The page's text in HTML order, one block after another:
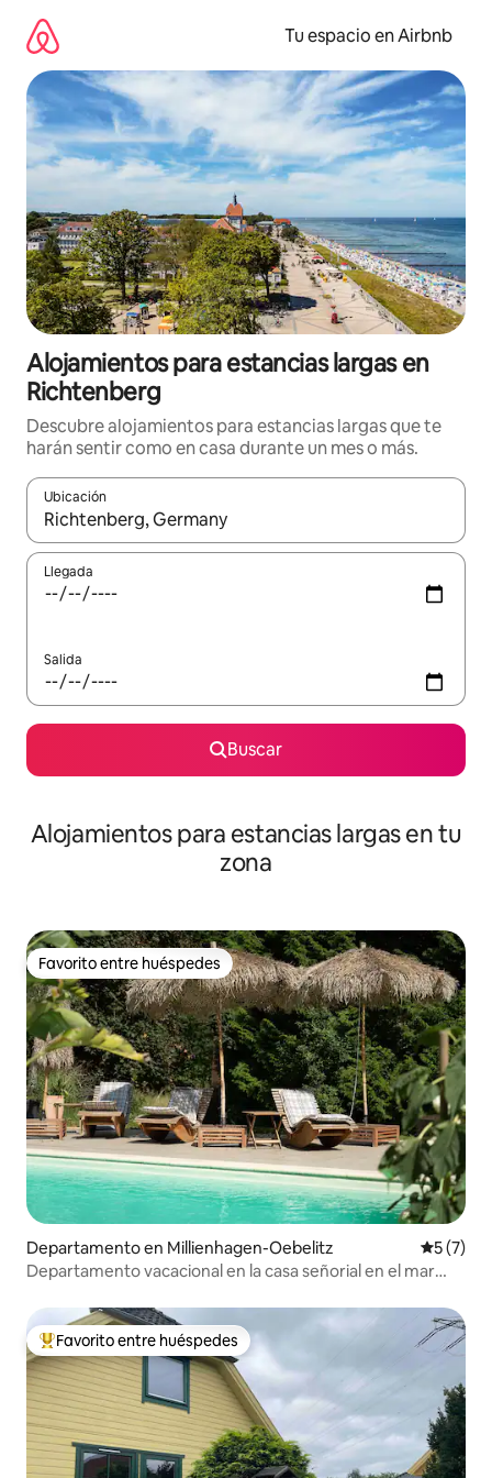
contenido
Tu espacio en Airbnb
Alojamientos para estancias largas en
Richtenberg
Descubre alojamientos para estancias largas que te
harán sentir como en casa durante un mes o más.
Ubicación
Cuando los resultados estén disponibles, podrás navegar
Llegada
Salida
Buscar
Alojamientos para estancias largas en tu
zona
Favorito entre huéspedes
Favorito entre huéspedes
Departamento en Millienhagen-Oebelitz
5 (7)
Departamento vacacional en la casa señorial en el mar
De los mejores en Favorito entre huéspedes
Favorito entre huéspedes